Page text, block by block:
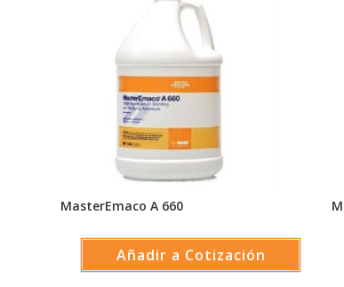
MasterEmaco A 660
Añadir a Cotización